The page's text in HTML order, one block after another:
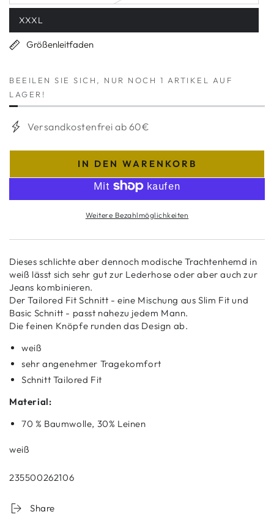
ausverkauft
nicht
XXXL
Variante
ausverkauft
oder
nicht
Größenleitfaden
BEEILEN SIE SICH, NUR NOCH 1 ARTIKEL AUF
LAGER!
Versandkostenfrei ab 60€
IN DEN WARENKORB
Weitere Bezahlmöglichkeiten
Dieses schlichte aber dennoch modische Trachtenhemd in
weiß lässt sich sehr gut zur Lederhose oder aber auch zur
Jeans kombinieren.
Der Tailored Fit Schnitt - eine Mischung aus Slim Fit und
Basic Schnitt - passt nahezu jedem Mann.
Die feinen Knöpfe runden das Design ab.
weiß
sehr angenehmer Tragekomfort
Schnitt Tailored Fit
Material:
70 % Baumwolle, 30% Leinen
weiß
235500262106
Share